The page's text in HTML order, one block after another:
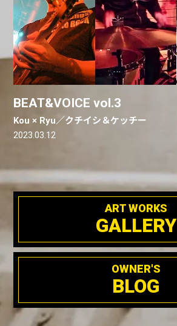
BEAT&VOICE vol.3
Kou × Ryu／クチイシ＆ケッチー
2023.03.12
ART WORKS
GALLERY
OWNER'S
BLOG